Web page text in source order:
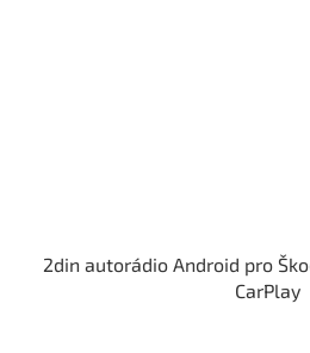
2din autorádio Android pro
CarPlay